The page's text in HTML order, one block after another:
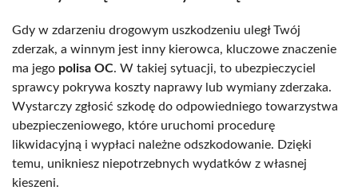
Gdy w zdarzeniu drogowym uszkodzeniu uległ Twój
zderzak, a winnym jest inny kierowca, kluczowe znaczenie
ma jego polisa OC. W takiej sytuacji, to ubezpieczyciel
sprawcy pokrywa koszty naprawy lub wymiany zderzaka.
Wystarczy zgłosić szkodę do odpowiedniego towarzystwa
ubezpieczeniowego, które uruchomi procedurę
likwidacyjną i wypłaci należne odszkodowanie. Dzięki
temu, unikniesz niepotrzebnych wydatków z własnej
kieszeni.